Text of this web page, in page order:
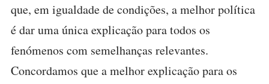
que, em igualdade de condições, a melhor política
é dar uma única explicação para todos os
fenómenos com semelhanças relevantes.
Concordamos que a melhor explicação para os